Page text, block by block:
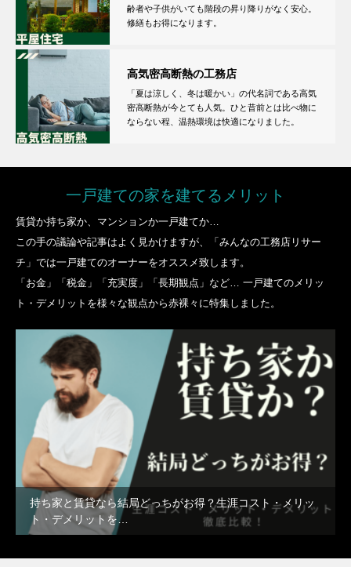
齢者や子供がいても階段の昇り降りがなく安心。
修繕もお得になります。
高気密高断熱の工務店
「夏は涼しく、冬は暖かい」の代名詞である高気
密高断熱が今とても人気。ひと昔前とは比べ物に
ならない程、温熱環境は快適になりました。
一戸建ての家を建てるメリット
賃貸か持ち家か、マンションか一戸建てか…
この手の議論や記事はよく見かけますが、「みんなの工務店リサー
チ」では一戸建てのオーナーをオススメ致します。
「お金」「税金」「充実度」「長期観点」など… 一戸建てのメリッ
ト・デメリットを様々な観点から赤裸々に特集しました。
持ち家と賃貸なら結局どっちがお得？生涯コスト・メリッ
ト・デメリットを…